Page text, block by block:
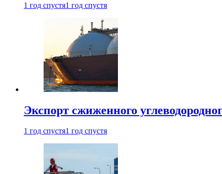
1 год спустя1 год спустя
Экспорт сжиженного
1 год спустя1 год спустя